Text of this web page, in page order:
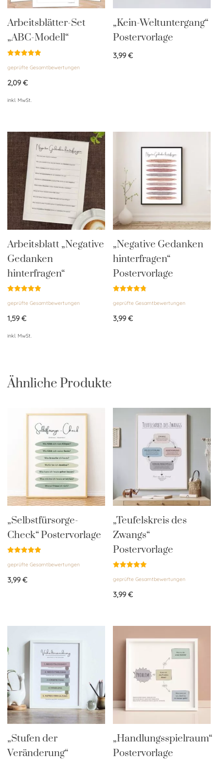
Arbeitsblätter-Set
„ABC-Modell“
mit
von 5
geprüfte Gesamtbewertungen
2,09€
inkl. MwSt.
„Kein-Weltuntergang“
Postervorlage
3,99€
Arbeitsblatt „Negative
Gedanken
hinterfragen“
mit
von 5
geprüfte Gesamtbewertungen
1,59€
inkl. MwSt.
„Negative Gedanken
hinterfragen“
Postervorlage
mit
von 5
geprüfte Gesamtbewertungen
3,99€
Ähnliche Produkte
„Selbstfürsorge-
Check“ Postervorlage
mit
von 5
geprüfte Gesamtbewertungen
3,99€
„Teufelskreis des
Zwangs“
Postervorlage
mit
von 5
geprüfte Gesamtbewertungen
3,99€
„Stufen der
Veränderung“
„Handlungsspielraum“
Postervorlage